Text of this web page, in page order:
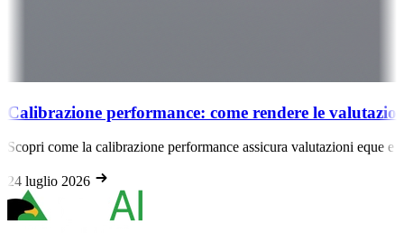
come rendere le valutazioni eque e
performance assicura valutazioni eque e meritocratiche,